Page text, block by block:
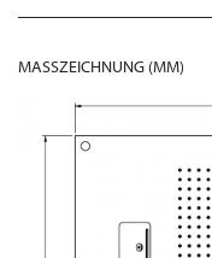
MASSZEICHNUNG (MM)